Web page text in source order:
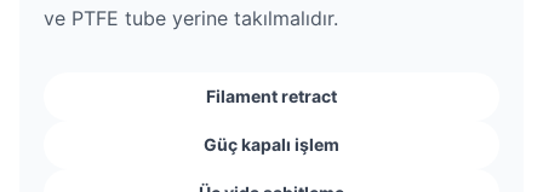
ve PTFE tube yerine takılmalıdır.
Filament retract
Güç kapalı işlem